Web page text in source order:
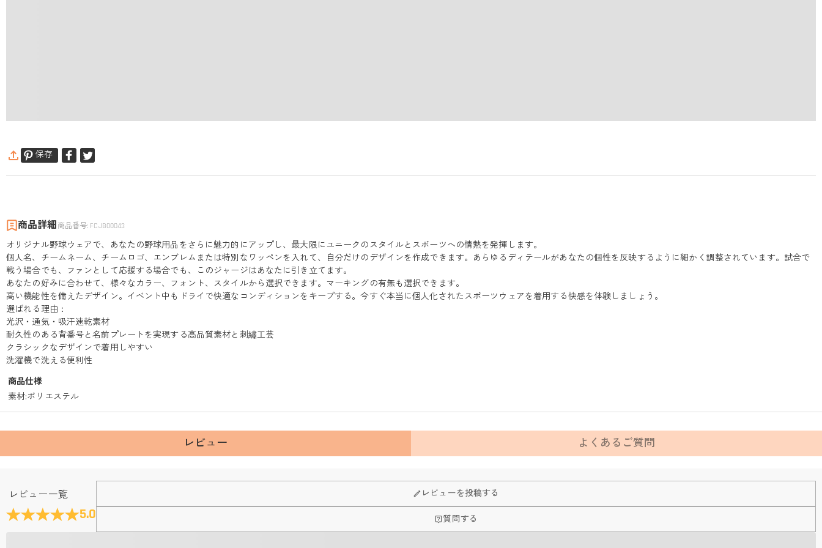
保存
商品詳細 商品番号: FCJB00043
オリジナル野球ウェアで、あなたの野球用品をさらに魅力的にアップし、最大限にユニークのスタイルとスポーツへの情熱を発揮します。
個人名、チームネーム、チームロゴ、エンブレムまたは特別なワッペンを入れて、自分だけのデザインを作成できます。あらゆるディテールがあなたの個性を反映するように細かく調整されています。試合で
戦う場合でも、ファンとして応援する場合でも、このジャージはあなたに引き立てます。
あなたの好みに合わせて、様々なカラー、フォント、スタイルから選択できます。マーキングの有無も選択できます。
高い機能性を備えたデザイン。イベント中もドライで快適なコンディションをキープする。今すぐ本当に個人化されたスポーツウェアを着用する快感を体験しましょう。
選ばれる理由：
光沢・通気・吸汗速乾素材
耐久性のある背番号と名前プレートを実現する高品質素材と刺繡工芸
クラシックなデザインで着用しやすい
洗濯機で洗える便利性
商品仕様
素材:ポリエステル
レビュー よくあるご質問
レビュー一覧
5.0
レビューを投稿する
質問する
Fanscheerについて
会社はどこにありますか？
本社はホンコンにあります。